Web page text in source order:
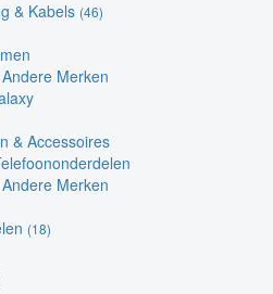
& Kabels (46)
Merken
& Accessoires
Merken
(18)